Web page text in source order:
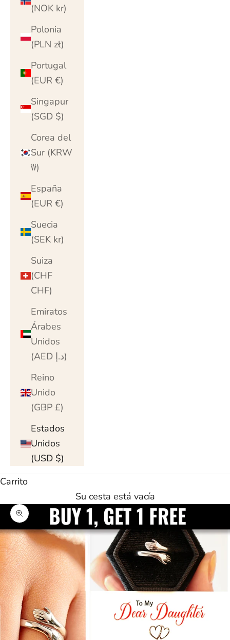
(NOK kr)
Polonia
(PLN zł)
Portugal
(EUR €)
Singapur
(SGD $)
Corea del
Sur (KRW
₩)
España
(EUR €)
Suecia
(SEK kr)
Suiza
(CHF
CHF)
Emiratos
Árabes
Unidos
(AED د.إ)
Reino
Unido
(GBP £)
Estados
Unidos
(USD $)
Carrito
Su cesta está vacía
Ampliar imagen